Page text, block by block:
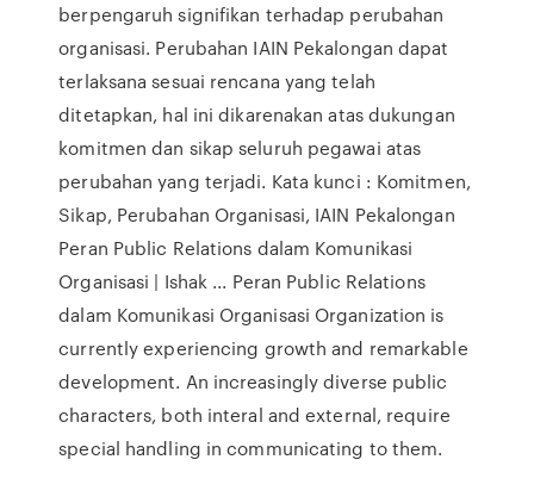
berpengaruh signifikan terhadap perubahan
organisasi. Perubahan IAIN Pekalongan dapat
terlaksana sesuai rencana yang telah
ditetapkan, hal ini dikarenakan atas dukungan
komitmen dan sikap seluruh pegawai atas
perubahan yang terjadi. Kata kunci : Komitmen,
Sikap, Perubahan Organisasi, IAIN Pekalongan
Peran Public Relations dalam Komunikasi
Organisasi | Ishak ... Peran Public Relations
dalam Komunikasi Organisasi Organization is
currently experiencing growth and remarkable
development. An increasingly diverse public
characters, both interal and external, require
special handling in communicating to them.